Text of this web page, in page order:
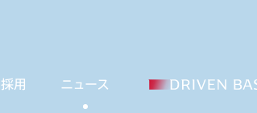
採用 ニュース